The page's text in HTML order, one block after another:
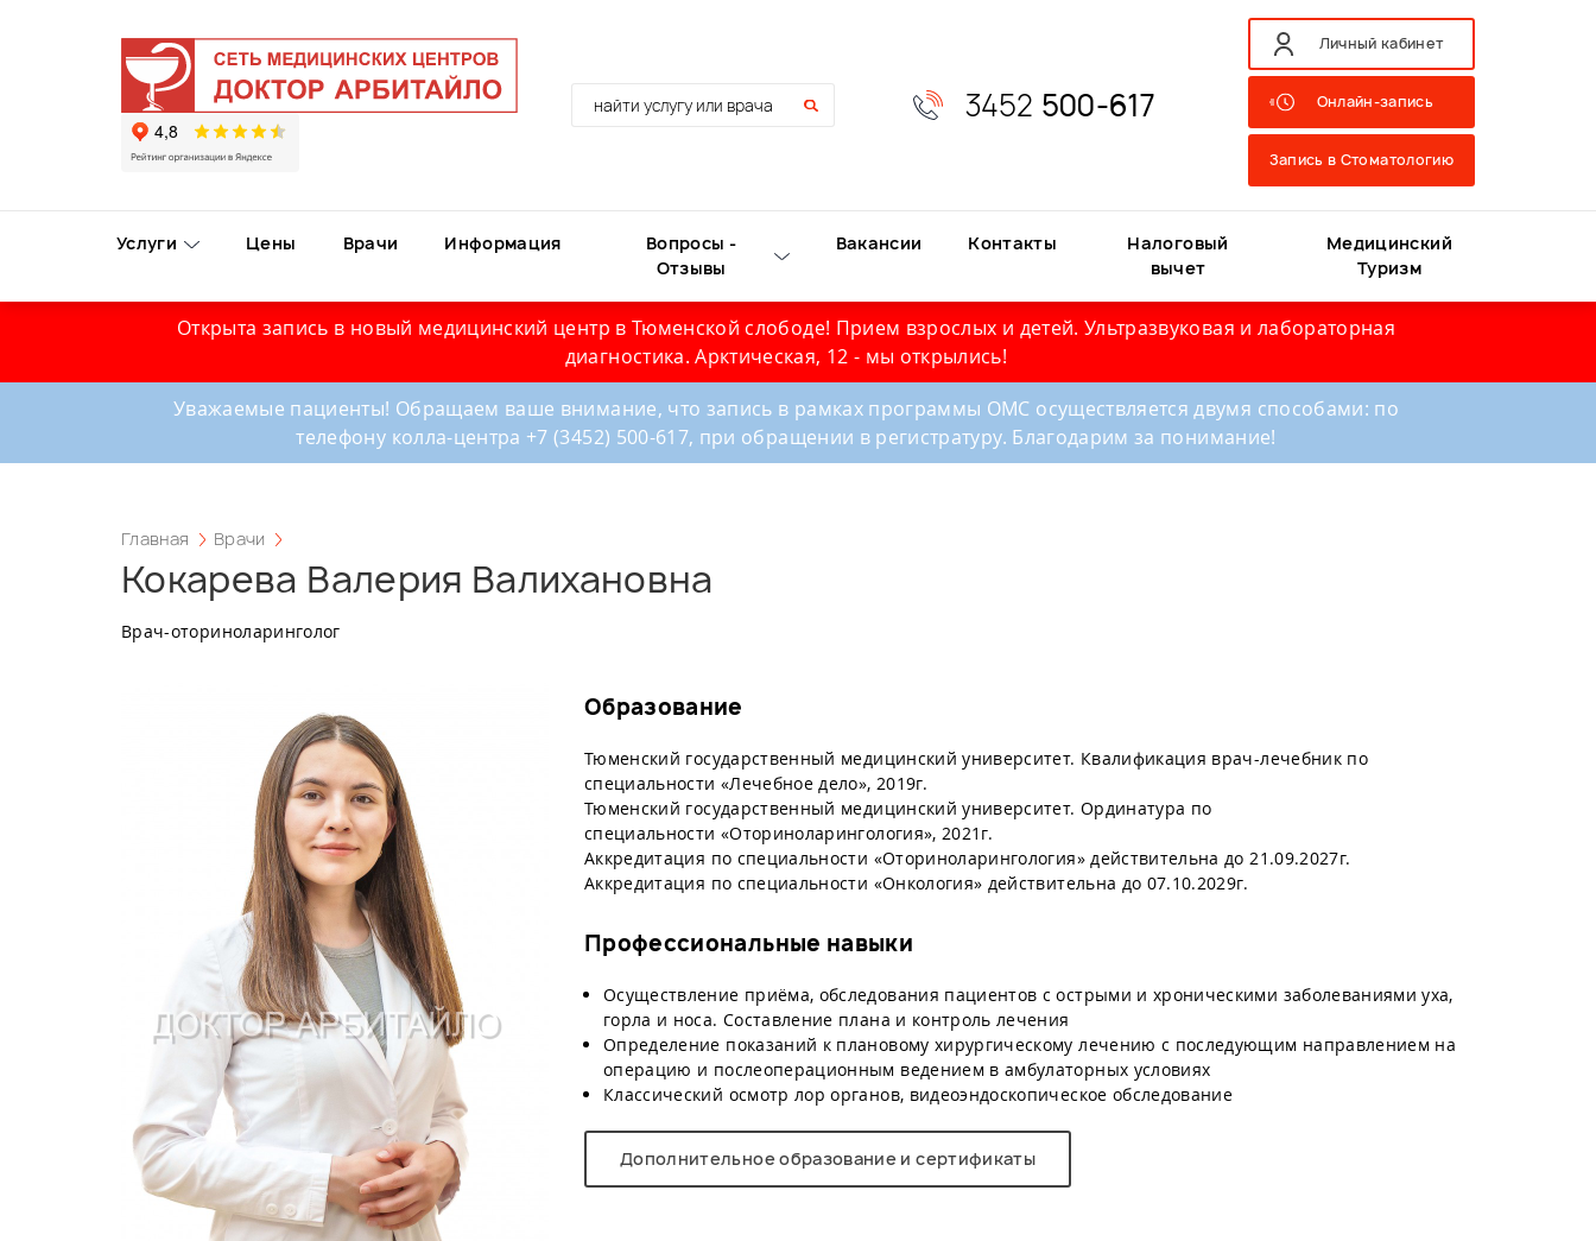
3452 500-617
Личный кабинет
Онлайн-запись
Запись в Стоматологию
Услуги Цены Врачи Информация
Вопросы -
Отзывы
Вакансии Контакты
Налоговый
вычет
Медицинский
Туризм
Открыта запись в новый медицинский центр в Тюменской слободе! Прием взрослых и детей. Ультразвуковая и лабораторная
диагностика. Арктическая, 12 - мы открылись!
Уважаемые пациенты! Обращаем ваше внимание, что запись в рамках программы ОМС осуществляется двумя способами: по
телефону колла-центра +7 (3452) 500-617, при обращении в регистратуру. Благодарим за понимание!
Главная Врачи
Кокарева Валерия Валихановна
Врач-оториноларинголог
Образование
Тюменский государственный медицинский университет. Квалификация врач-лечебник по
специальности «Лечебное дело», 2019г.
Тюменский государственный медицинский университет. Ординатура по
специальности «Оториноларингология», 2021г.
Аккредитация по специальности «Оториноларингология» действительна до 21.09.2027г.
Аккредитация по специальности «Онкология» действительна до 07.10.2029г.
Профессиональные навыки
Осуществление приёма, обследования пациентов с острыми и хроническими заболеваниями уха,
горла и носа. Составление плана и контроль лечения
Определение показаний к плановому хирургическому лечению с последующим направлением на
операцию и послеоперационным ведением в амбулаторных условиях
Классический осмотр лор органов, видеоэндоскопическое обследование
Дополнительное образование и сертификаты